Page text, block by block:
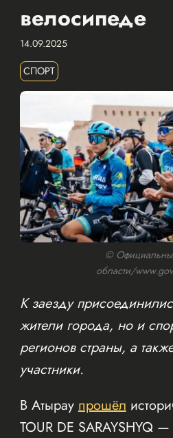
велосипеде
14.09.2025
СПОРТ
©
области/
К заезду
жители города, но и
регионов страны, а
участники.
В Атырау прошёл
TOUR DE SARAYSHYQ